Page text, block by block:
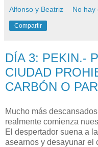
Alfonso y Beatriz No hay
Compartir
DÍA 3: PEKIN.-
CIUDAD
CARBÓN O
Mucho más
realmente comienza
El despertador suena a
asearnos y desayunar el